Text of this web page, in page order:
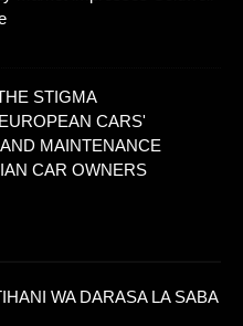
STIGMA
CARS'
MAINTENANCE
CAR OWNERS
WA DARASA LA SABA